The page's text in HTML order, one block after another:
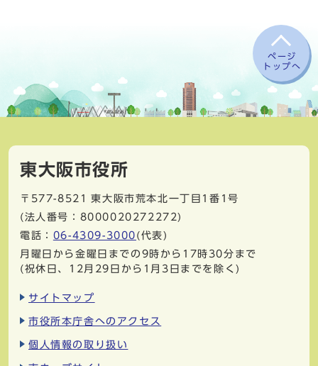
ページ
トップへ
東大阪市役所
〒577-8521
東大阪市荒本北一丁目1番1号
(法人番号：8000020272272)
電話： 06-4309-3000 (代表)
月曜日から金曜日までの9時から17時30分まで
(祝休日、12月29日から1月3日までを除く)
サイトマップ
市役所本庁舎へのアクセス
個人情報の取り扱い